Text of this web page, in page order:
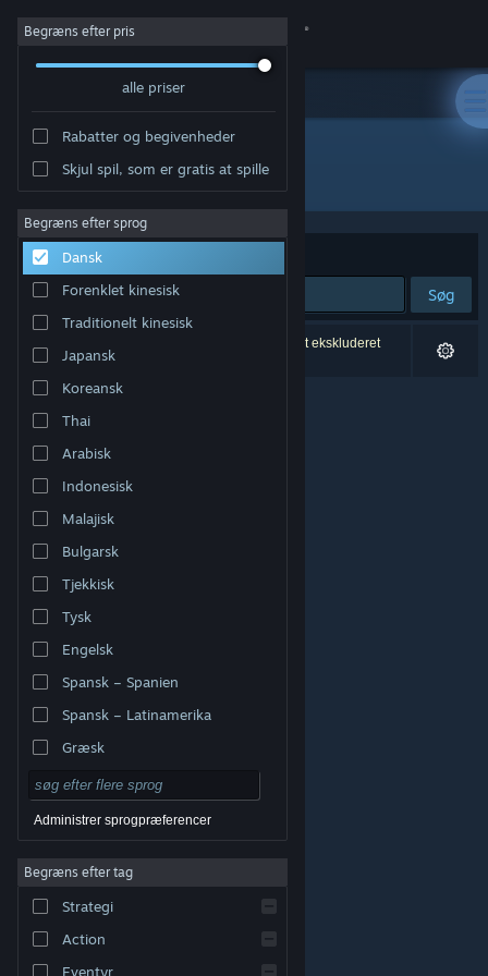
Log på
Om
Support
Skift sprog
Hent Steam-mobilappen
Vis desktop-webside
varemærker tilhører deres respektive indehavere i USA
Tilgængelighed
Refunderinger|
Begræns efter pris
alle priser
Rabatter og begivenheder
Skjul spil, som er gratis at spille
Begræns efter sprog
Dansk
Forenklet kinesisk
Traditionelt kinesisk
Japansk
Koreansk
Thai
Arabisk
Indonesisk
Malajisk
Bulgarsk
Tjekkisk
Tysk
Engelsk
Spansk – Spanien
Spansk – Latinamerika
Græsk
Administrer sprogpræferencer
Begræns efter tag
Strategi
Action
Eventyr
Udgiver: tamationgames
Sorter efter Relevans
Søg
0 resultater matcher din søgning. 4 titler er blevet ekskluderet
baseret på dine præferencer.